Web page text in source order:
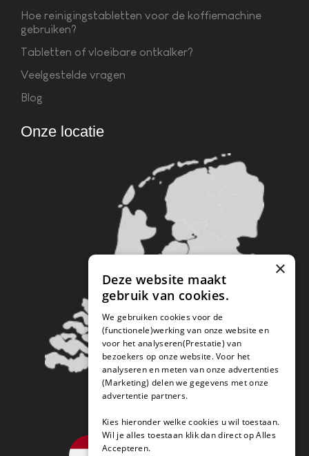
Hoe reinigingstabletten voor de koffiemachine
gebruiken?
Tabletten of vloeibare ontkalker?
Veelgestelde vragen
Blog
Onze locatie
×
Deze website maakt
gebruik van cookies.
We gebruiken cookies voor de
(functionele)werking van onze website en
voor het analyseren(Prestatie) van
bezoekers op onze website. Voor het
analyseren en meten van onze advertenties
(Marketing) delen we gegevens met onze
advertentie partners.
Kies hieronder welke cookies u wil toestaan.
Wil je alles toestaan klik dan direct op Alles
Accepteren.